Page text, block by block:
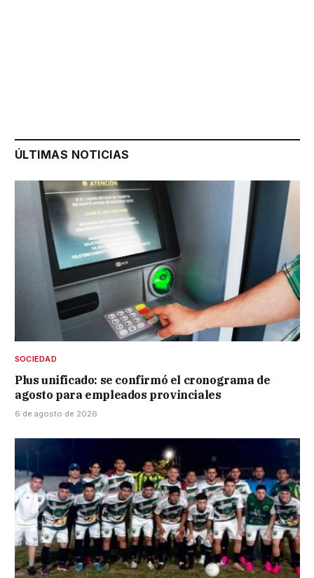
ÚLTIMAS NOTICIAS
SOCIEDAD
Plus unificado: se confirmó el cronograma de
agosto para empleados provinciales
6 de agosto de 2026